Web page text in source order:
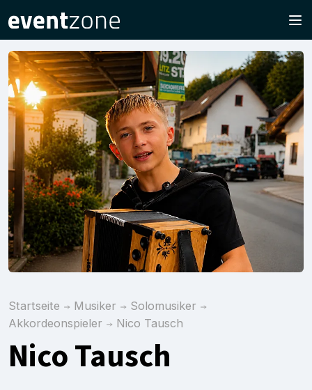
Startseite Musiker
Solomusiker
Akkordeonspieler
Nico Tausch
Nico Tausch